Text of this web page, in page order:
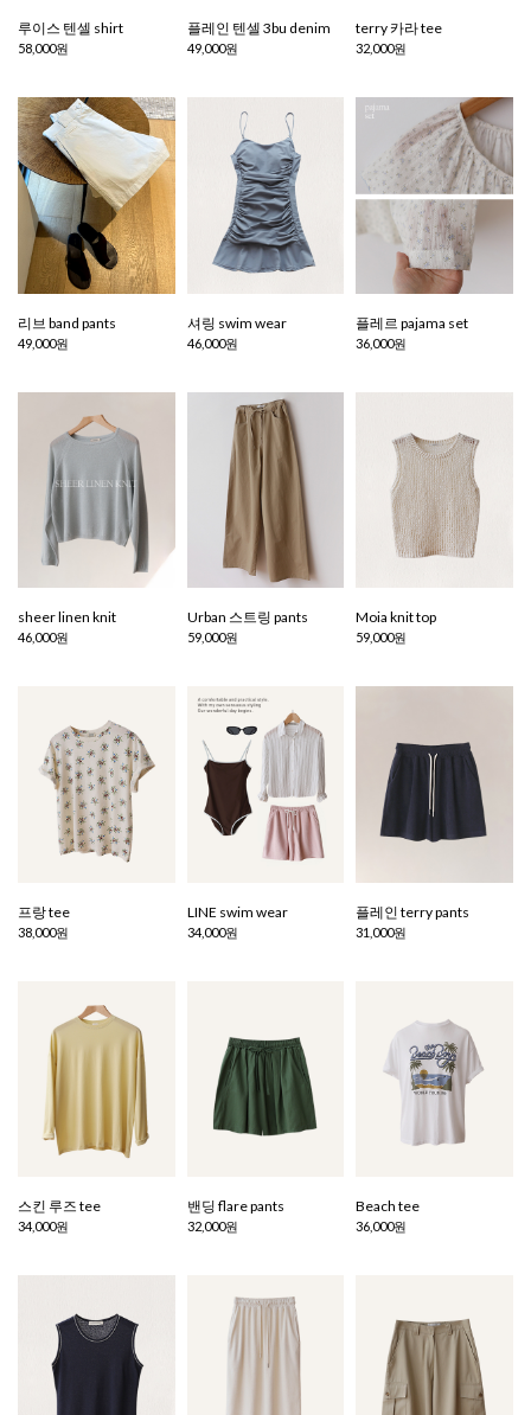
루이스 텐셀 shirt
58,000원
플레인 텐셀 3bu denim
49,000원
terry 카라 tee
32,000원
리브 band pants
49,000원
셔링 swim wear
46,000원
플레르 pajama set
36,000원
sheer linen knit
46,000원
Urban 스트링 pants
59,000원
Moia knit top
59,000원
프랑 tee
38,000원
LINE swim wear
34,000원
플레인 terry pants
31,000원
스킨 루즈 tee
34,000원
밴딩 flare pants
32,000원
Beach tee
36,000원